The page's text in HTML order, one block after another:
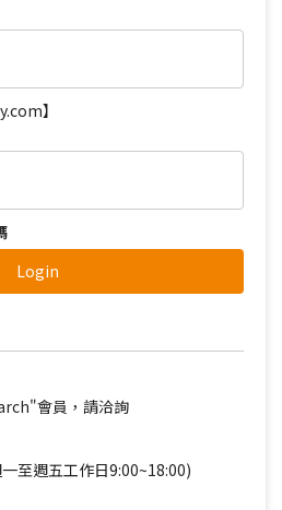
】
Login
會員，請洽詢
至週五工作日9:00~18:00)